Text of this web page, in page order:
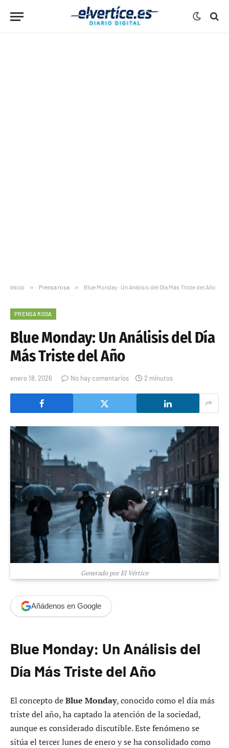
Inicio » Prensa rosa » Blue Monday: Un Análisis del Día Más Triste del Año
PRENSA ROSA
Blue Monday: Un Análisis del Día
Más Triste del Año
enero 18, 2026 No hay comentarios 2 minutos
Generado por El Vértice
Añádenos en Google
Blue Monday: Un Análisis del
Día Más Triste del Año
El concepto deBlue Monday, conocido como el día más
triste del año, ha captado la atención de la sociedad,
aunque es considerado discutible. Este fenómeno se
sitúa el tercer lunes de enero y se ha consolidado como